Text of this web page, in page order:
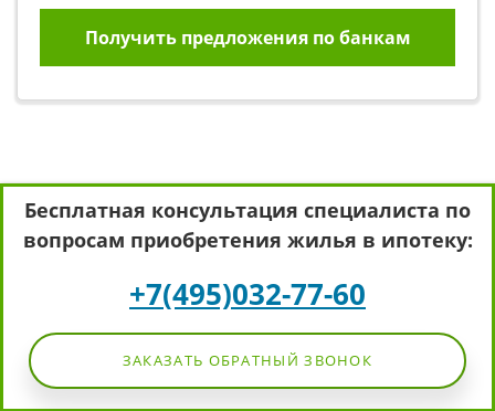
Получить предложения по банкам
Бесплатная консультация специалиста по
вопросам приобретения жилья в ипотеку:
+7(495)032-77-60
ЗАКАЗАТЬ ОБРАТНЫЙ ЗВОНОК